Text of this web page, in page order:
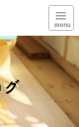
menu